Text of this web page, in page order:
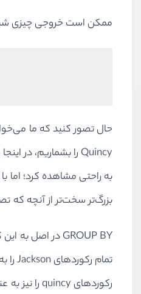
ممکن است خروجی چیزی
حال تصور کنید که ما
Quincyرا بشماریم،‌ در
به راحتی مشاهده کرد؛
بزرگ‌تر سخت‌تر از آنچه که
GROUP BYدر اصل به این
تمام رکوردهای Jacksonرا
رکوردهای quincyرا نیز